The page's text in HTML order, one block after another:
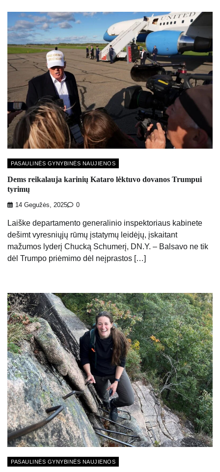
PASAULINĖS GYNYBINĖS NAUJIENOS
Dems reikalauja karinių Kataro lėktuvo dovanos Trumpui
tyrimų
14 Gegužės, 2025 0
Laiške departamento generalinio inspektoriaus kabinete
dešimt vyresniųjų rūmų įstatymų leidėjų, įskaitant
mažumos lyderį Chucką Schumerį, DN.Y. – Balsavo ne tik
dėl Trumpo priėmimo dėl neįprastos […]
PASAULINĖS GYNYBINĖS NAUJIENOS